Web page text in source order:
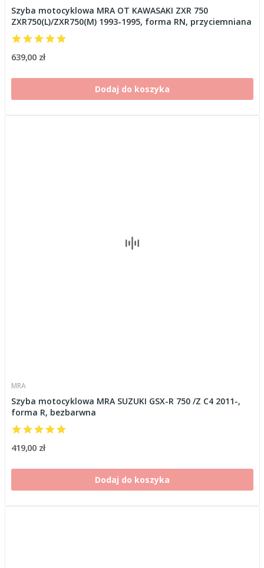
Szyba motocyklowa MRA OT KAWASAKI ZXR 750
ZXR750(L)/ZXR750(M) 1993-1995, forma RN, przyciemniana
639,00 zł
Dodaj do koszyka
MRA
Szyba motocyklowa MRA SUZUKI GSX-R 750 /Z C4 2011-,
forma R, bezbarwna
419,00 zł
Dodaj do koszyka